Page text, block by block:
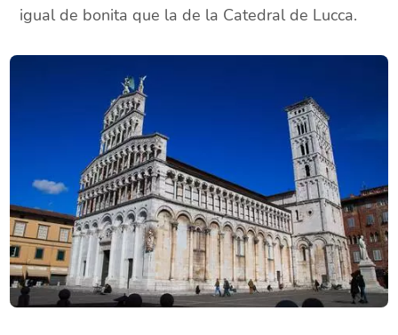
igual de bonita que la de la Catedral de Lucca.